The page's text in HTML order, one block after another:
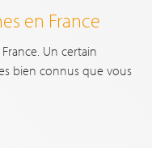
en France
Un certain
bien connus que vous